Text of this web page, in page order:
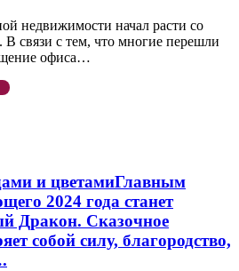
недвижимости начал расти со
связи с тем, что многие перешли
офиса…
и цветамиГлавным
2024 года станет
Дракон. Сказочное
собой силу, благородство,